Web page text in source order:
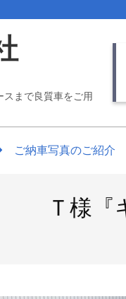
まで良質車をご用
ご納車写真のご紹介
Ｔ様『